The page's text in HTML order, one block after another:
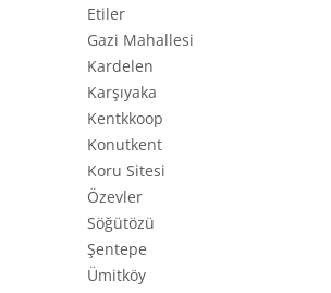
Etiler
Gazi Mahallesi
Kardelen
Karşıyaka
Kentkkoop
Konutkent
Koru Sitesi
Özevler
Söğütözü
Şentepe
Ümitköy